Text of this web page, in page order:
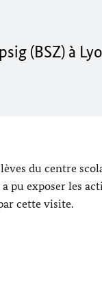
(BSZ) à
du centre
pu exposer les
cette visite.